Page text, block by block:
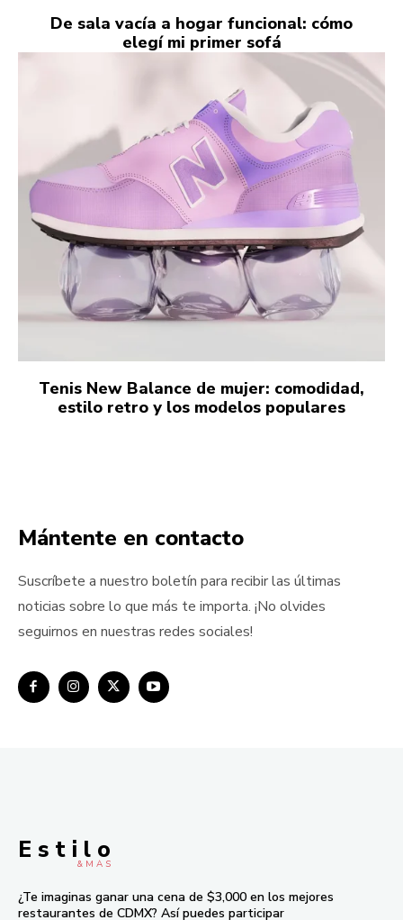
De sala vacía a hogar funcional: cómo
elegí mi primer sofá
Tenis New Balance de mujer: comodidad,
estilo retro y los modelos populares
Mántente en contacto
Suscríbete a nuestro boletín para recibir las últimas
noticias sobre lo que más te importa. ¡No olvides
seguirnos en nuestras redes sociales!
E s t i l o
& M À S
¿Te imaginas ganar una cena de $3,000 en los mejores
restaurantes de CDMX? Así puedes participar